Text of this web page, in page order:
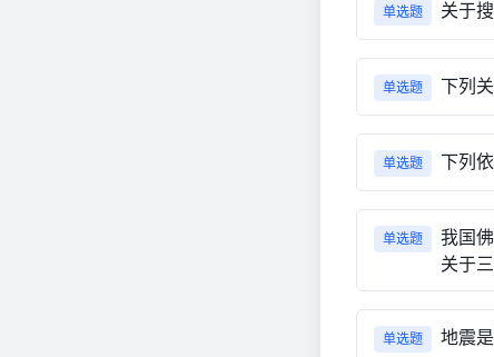
单选题 关于
单选题 下列
单选题 下列
单选题
我国
关于
单选题 地震